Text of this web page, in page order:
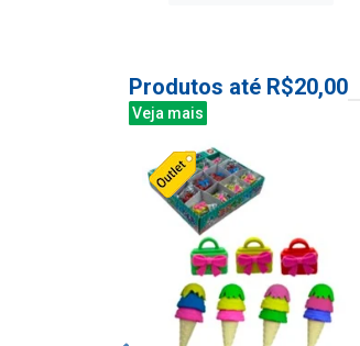
Produtos até R$20,00
Veja mais